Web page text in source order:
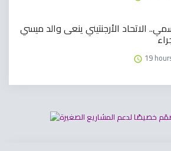
الاتحاد الأرجنتيني ينعى والد ميسي
19